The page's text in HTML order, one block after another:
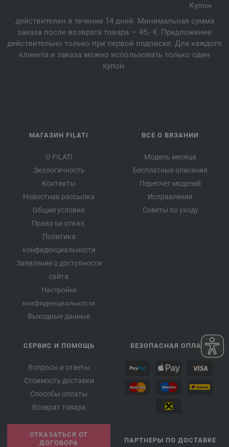
Купон
действителен в течение 14 дней. Минимальная сумма
заказа после возврата товара — 45,- €. Предложение
действительно только при первой подписке. Для каждого
клиента и заказа можно использовать только один
купон.
МАГАЗИН FILATI
О FILATI
Экологичность
Контакты
Новостная рассылка
Общие условия
Право на отказ.
Политика
конфиденциальности
Заявление о доступности
сайта
Настройки
конфиденциальности
Выходные данные
ВСЕ О ВЯЗАНИИ
Модель месяца
Бесплатные описания
Пересчет моделей
Исправления
Советы по уходу
СЕРВИС И ПОМОЩЬ
Вопросы и ответы
Стоимость доставки
Способы оплаты
Возврат товара
ОТКАЗАТЬСЯ ОТ
ДОГОВОРА
БЕЗОПАСНАЯ ОПЛАТА
ПАРТНЕРЫ ПО ДОСТАВКЕ